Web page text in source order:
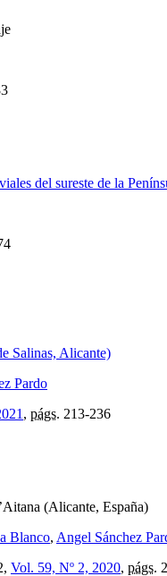
del sureste de la
Salinas, Alicante)
Pardo
, págs. 213-236
(Alicante, España)
Blanco, Angel Sánchez
Vol. 59, Nº 2, 2020, págs.